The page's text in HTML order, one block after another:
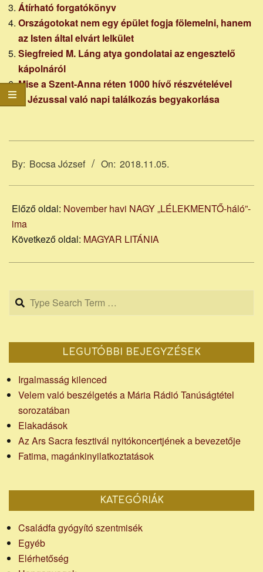
Átírható forgatókönyv
Országotokat nem egy épület fogja fölemelni, hanem
az Isten által elvárt lelkület
Siegfreied M. Láng atya gondolatai az engesztelő
kápolnáról
Mise a Szent-Anna réten 1000 hívő részvételével
A Jézussal való napi találkozás begyakorlása
11-
By: Bocsa József On: 2018.11.05.
Előző oldal: November havi NAGY „LÉLEKMENTŐ-háló”-
ima
Következő oldal: MAGYAR LITÁNIA
Search
LEGUTÓBBI BEJEGYZÉSEK
Irgalmasság kilenced
Velem való beszélgetés a Mária Rádió Tanúságtétel
sorozatában
Elakadások
Az Ars Sacra fesztivál nyitókoncertjének a bevezetője
Fatima, magánkinyilatkoztatások
KATEGÓRIÁK
Családfa gyógyító szentmisék
Egyéb
Elérhetőség